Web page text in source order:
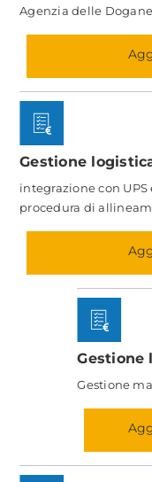
Agenzia delle
Gestione
integrazione con UPS
procedura di
Gestione
Gestione